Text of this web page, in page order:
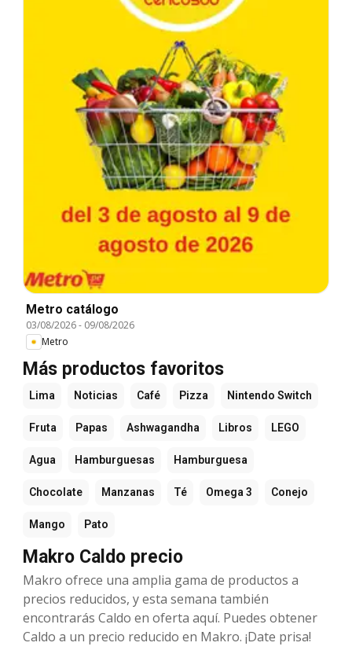
Metro catálogo
03/08/2026- 09/08/2026
Metro
Más productos favoritos
Lima Noticias Café Pizza Nintendo Switch
Fruta Papas Ashwagandha Libros LEGO
Agua Hamburguesas Hamburguesa
Chocolate Manzanas Té Omega 3 Conejo
Mango Pato
Makro Caldo precio
Makro ofrece una amplia gama de productos a
precios reducidos, y esta semana también
encontrarás Caldo en oferta aquí. Puedes obtener
Caldo a un precio reducido en Makro. ¡Date prisa!